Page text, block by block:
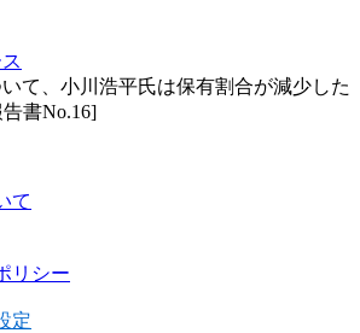
て、小川浩平氏は保有割合が減少した
書No.16]
て
リシー
定